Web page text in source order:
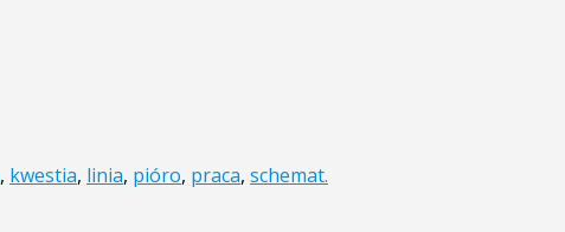
, kwestia, linia, pióro, praca, schemat.